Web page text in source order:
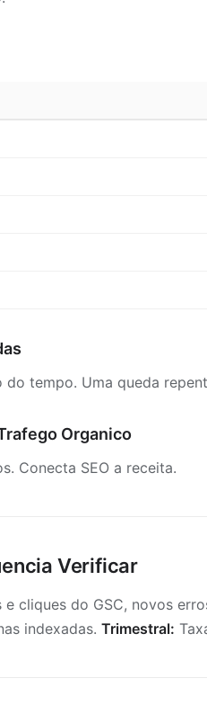
do tempo. Uma queda
Organico
Conecta SEO a receita.
Verificar
e cliques do GSC, novos
indexadas. Trimestral: